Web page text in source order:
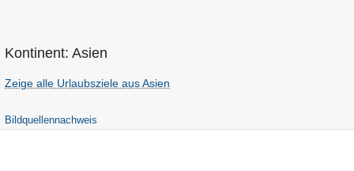
Kontinent: Asien
Zeige alle Urlaubsziele aus Asien
Bildquellennachweis